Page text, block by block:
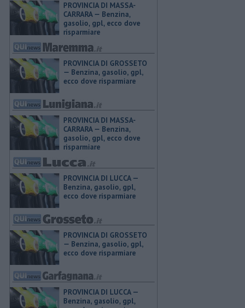
PROVINCIA DI MASSA-
CARRARA — ​Benzina,
gasolio, gpl, ecco dove
risparmiare
PROVINCIA DI GROSSETO
— ​Benzina, gasolio, gpl,
ecco dove risparmiare
PROVINCIA DI MASSA-
CARRARA — ​Benzina,
gasolio, gpl, ecco dove
risparmiare
PROVINCIA DI LUCCA — ​
Benzina, gasolio, gpl,
ecco dove risparmiare
PROVINCIA DI GROSSETO
— ​Benzina, gasolio, gpl,
ecco dove risparmiare
PROVINCIA DI LUCCA — ​
Benzina, gasolio, gpl,